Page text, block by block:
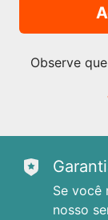
Observe
Se você
nosso